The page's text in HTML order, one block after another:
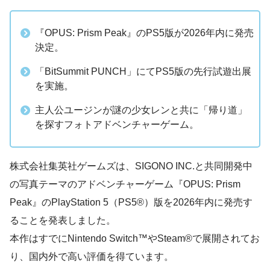
『OPUS: Prism Peak』のPS5版が2026年内に発売
決定。
「BitSummit PUNCH」にてPS5版の先行試遊出展
を実施。
主人公ユージンが謎の少女レンと共に「帰り道」
を探すフォトアドベンチャーゲーム。
株式会社集英社ゲームズは、SIGONO INC.と共同開発中
の写真テーマのアドベンチャーゲーム『OPUS: Prism
Peak』のPlayStation 5（PS5®）版を2026年内に発売す
ることを発表しました。
本作はすでにNintendo Switch™やSteam®で展開されてお
り、国内外で高い評価を得ています。